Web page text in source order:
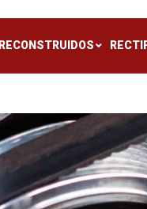
RECONSTRUIDOS